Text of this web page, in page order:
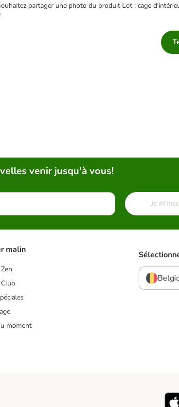
partager une photo du produit Lot : cage
venir jusqu'à vous!
Je
malin
moment